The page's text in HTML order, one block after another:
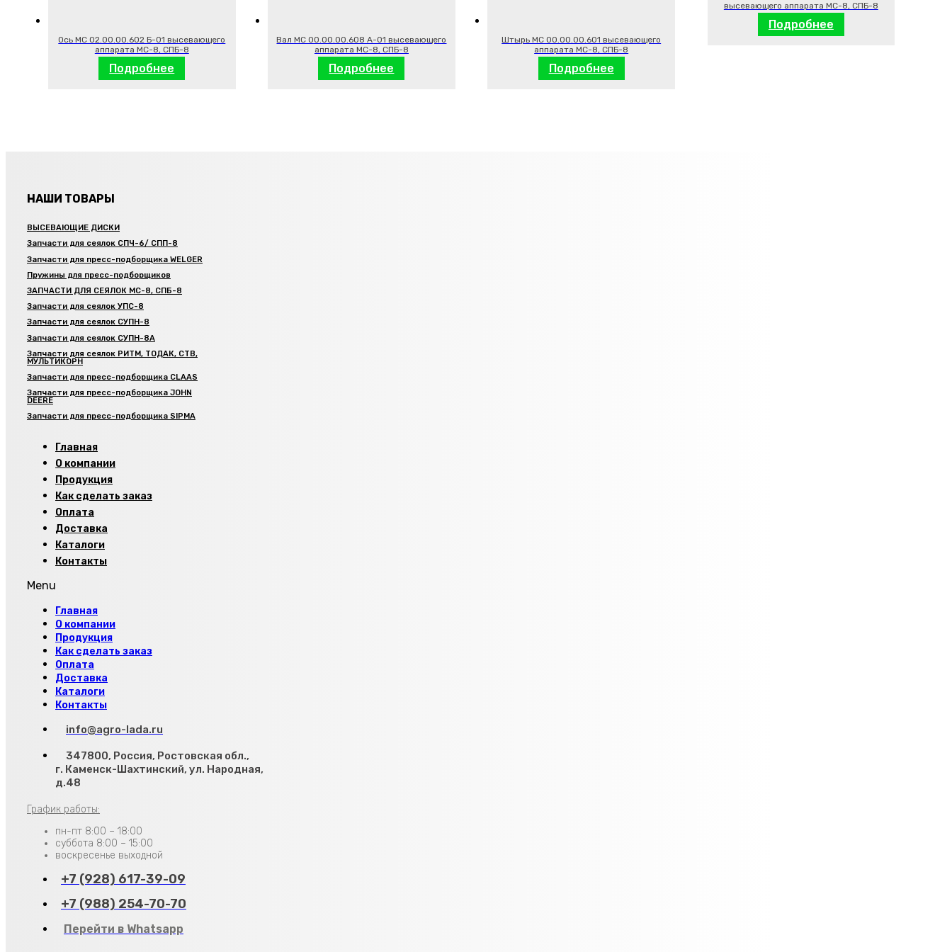
Ось МС 02.00.00.602 Б-01 высевающего
аппарата МС-8, СПБ-8
Подробнее
Вал МС 00.00.00.608 А-01 высевающего
аппарата МС-8, СПБ-8
Подробнее
Штырь МС 00.00.00.601 высевающего
аппарата МС-8, СПБ-8
Подробнее
высевающего аппарата МС-8, СПБ-8
Подробнее
НАШИ ТОВАРЫ
ВЫСЕВАЮЩИЕ ДИСКИ
Запчасти для сеялок СПЧ-6/ СПП-8
Запчасти для пресс-подборщика WELGER
Пружины для пресс-подборщиков
ЗАПЧАСТИ ДЛЯ СЕЯЛОК МС-8, СПБ-8
Запчасти для сеялок УПС-8
Запчасти для сеялок СУПН-8
Запчасти для сеялок СУПН-8А
Запчасти для сеялок РИТМ, ТОДАК, СТВ,
МУЛЬТИКОРН
Запчасти для пресс-подборщика CLAAS
Запчасти для пресс-подборщика JOHN
DEERE
Запчасти для пресс-подборщика SIPMA
Главная
О компании
Продукция
Как сделать заказ
Оплата
Доставка
Каталоги
Контакты
Menu
Главная
О компании
Продукция
Как сделать заказ
Оплата
Доставка
Каталоги
Контакты
info@agro-lada.ru
347800, Россия, Ростовская обл.,
г. Каменск-Шахтинский, ул. Народная,
д.48
График работы:
пн-пт 8:00 – 18:00
суббота 8:00 – 15:00
воскресенье выходной
+7 (928) 617-39-09
+7 (988) 254-70-70
Перейти в Whatsapp